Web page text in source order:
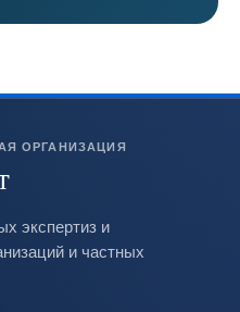
ОРГАНИЗАЦИЯ
экспертиз и
и частных